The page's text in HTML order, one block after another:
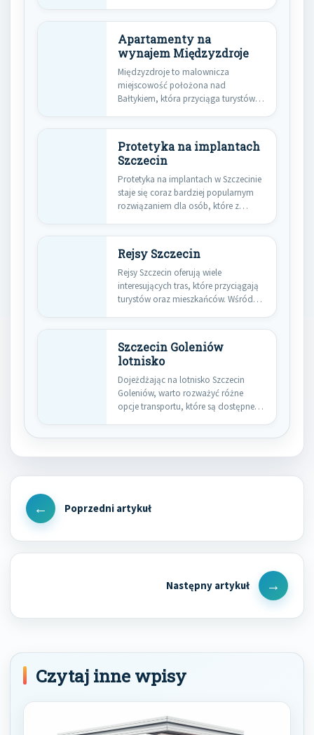
Apartamenty na
wynajem Międzyzdroje
Międzyzdroje to malownicza
miejscowość położona nad
Bałtykiem, która przyciąga turystów
Protetyka na implantach
Szczecin
Protetyka na implantach w Szczecinie
staje się coraz bardziej popularnym
rozwiązaniem dla osób, które z…
Rejsy Szczecin
Rejsy Szczecin oferują wiele
interesujących tras, które przyciągają
turystów oraz mieszkańców. Wśród
Szczecin Goleniów
lotnisko
Dojeżdżając na lotnisko Szczecin
Goleniów, warto rozważyć różne
opcje transportu, które są dostępne w
Nawigacja
wpisu
Previous
Next
Post
Czytaj inne wpisy